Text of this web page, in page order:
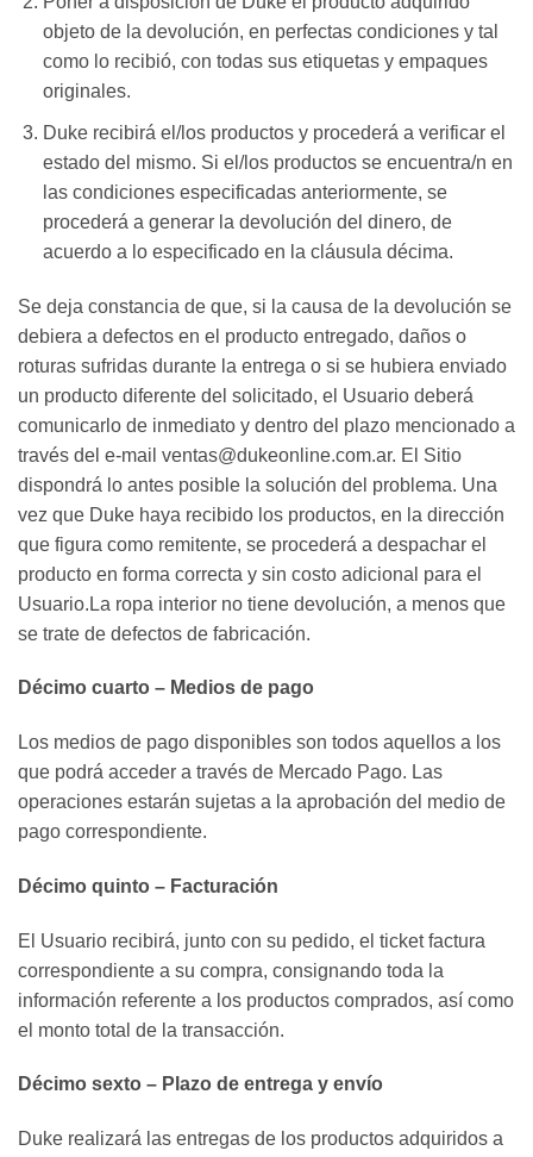
objeto de la devolución, en perfectas condiciones y tal
como lo recibió, con todas sus etiquetas y empaques
originales.
Duke recibirá el/los productos y procederá a verificar el
estado del mismo. Si el/los productos se encuentra/n en
las condiciones especificadas anteriormente, se
procederá a generar la devolución del dinero, de
acuerdo a lo especificado en la cláusula décima.
Se deja constancia de que, si la causa de la devolución se
debiera a defectos en el producto entregado, daños o
roturas sufridas durante la entrega o si se hubiera enviado
un producto diferente del solicitado, el Usuario deberá
comunicarlo de inmediato y dentro del plazo mencionado a
través del e-mail ventas@dukeonline.com.ar. El Sitio
dispondrá lo antes posible la solución del problema. Una
vez que Duke haya recibido los productos, en la dirección
que figura como remitente, se procederá a despachar el
producto en forma correcta y sin costo adicional para el
Usuario.La ropa interior no tiene devolución, a menos que
se trate de defectos de fabricación.
Décimo cuarto – Medios de pago
Los medios de pago disponibles son todos aquellos a los
que podrá acceder a través de Mercado Pago. Las
operaciones estarán sujetas a la aprobación del medio de
pago correspondiente.
Décimo quinto – Facturación
El Usuario recibirá, junto con su pedido, el ticket factura
correspondiente a su compra, consignando toda la
información referente a los productos comprados, así como
el monto total de la transacción.
Décimo sexto – Plazo de entrega y envío
Duke realizará las entregas de los productos adquiridos a